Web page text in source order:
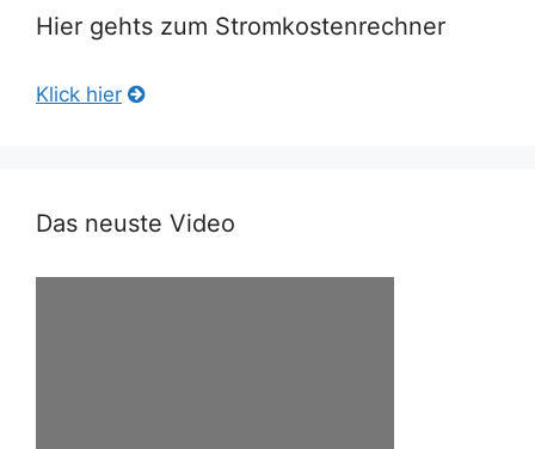
Hier gehts zum Stromkostenrechner
Klick hier
Das neuste Video